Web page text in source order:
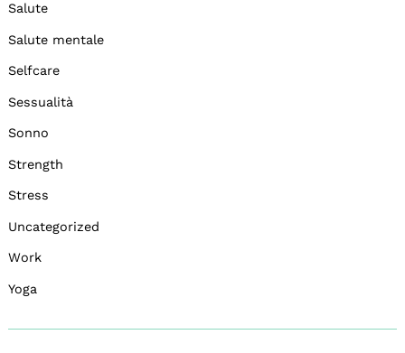
Salute
Salute mentale
Selfcare
Sessualità
Sonno
Strength
Stress
Uncategorized
Work
Yoga